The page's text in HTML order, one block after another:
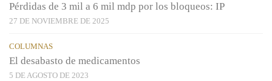
Pérdidas de 3 mil a 6 mil mdp por los bloqueos: IP
27 DE NOVIEMBRE DE 2025
COLUMNAS
El desabasto de medicamentos
5 DE AGOSTO DE 2023